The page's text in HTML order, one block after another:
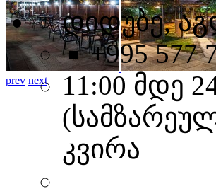
prev next
დიდუბე,
+995 577
11:00 მდე
კვირა